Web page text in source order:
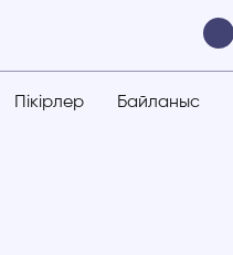
Пікірлер Байланыс